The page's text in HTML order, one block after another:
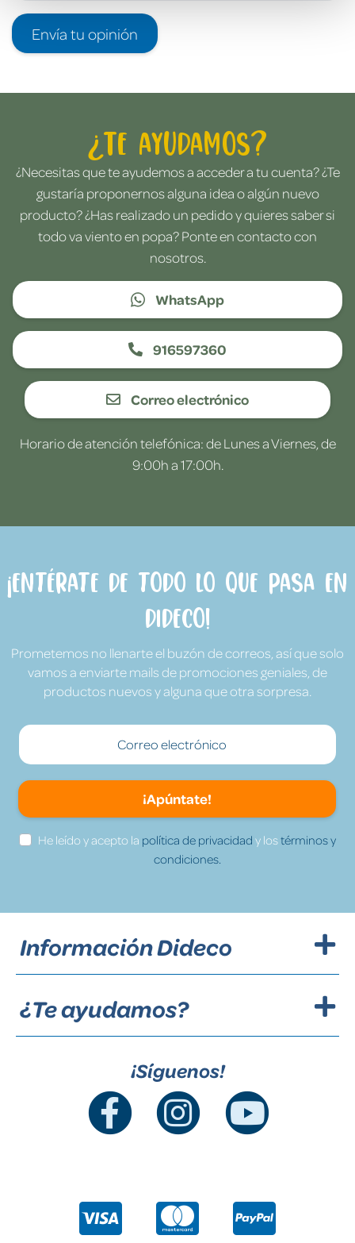
Envía tu opinión
¿Te ayudamos?
¿Necesitas que te ayudemos a acceder a tu cuenta? ¿Te
gustaría proponernos alguna idea o algún nuevo
producto? ¿Has realizado un pedido y quieres saber si
todo va viento en popa? Ponte en contacto con
nosotros.
WhatsApp
916597360
Correo electrónico
Horario de atención telefónica: de Lunes a Viernes, de
9:00h a 17:00h.
¡Entérate de todo lo que pasa en
Dideco!
Prometemos no llenarte el buzón de correos, así que solo
vamos a enviarte mails de promociones geniales, de
productos nuevos y alguna que otra sorpresa.
¡Apúntate!
He leído y acepto la política de privacidad y lostérminos y
condiciones.
Información Dideco
¿Te ayudamos?
¡Síguenos!